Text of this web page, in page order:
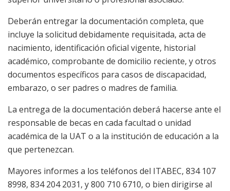
Deberán entregar la documentación completa, que
incluye la solicitud debidamente requisitada, acta de
nacimiento, identificación oficial vigente, historial
académico, comprobante de domicilio reciente, y otros
documentos específicos para casos de discapacidad,
embarazo, o ser padres o madres de familia.
La entrega de la documentación deberá hacerse ante el
responsable de becas en cada facultad o unidad
académica de la UAT o a la institución de educación a la
que pertenezcan.
Mayores informes a los teléfonos del ITABEC, 834 107
8998, 834 204 2031, y 800 710 6710, o bien dirigirse al